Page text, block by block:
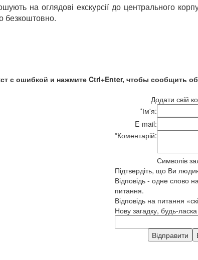
на оглядові екскурсії до центрального
безкоштовно.
с ошибкой и нажмите Ctrl+Enter, чтобы сообщить
Додати свій
*Ім'я:
E-mail:
*Коментарій:
Символів
Підтвердіть, що Ви
Відповідь - одне слово
питання.
Відповідь на питання
Нову загадку, будь-ласка